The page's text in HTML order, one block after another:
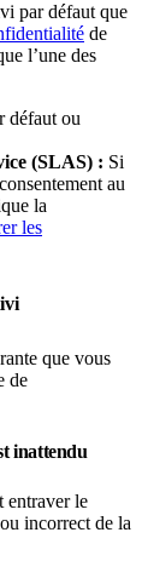
par défaut que
de
l’une des
défaut ou
(SLAS) : Si
au
la
les
que vous
de
inattendu
entraver le
incorrect de la